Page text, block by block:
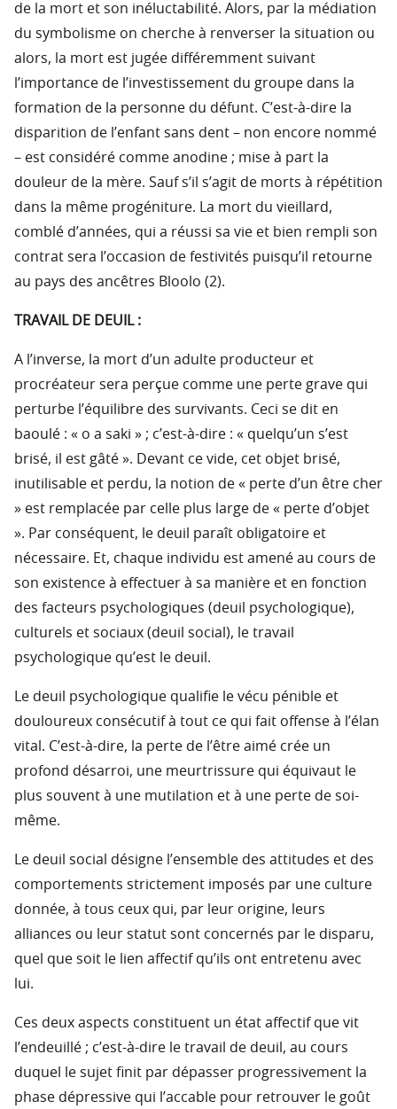
de la mort et son inéluctabilité. Alors, par la médiation
du symbolisme on cherche à renverser la situation ou
alors, la mort est jugée différemment suivant
l’importance de l’investissement du groupe dans la
formation de la personne du défunt. C’est-à-dire la
disparition de l’enfant sans dent – non encore nommé
– est considéré comme anodine ; mise à part la
douleur de la mère. Sauf s’il s’agit de morts à répétition
dans la même progéniture. La mort du vieillard,
comblé d’années, qui a réussi sa vie et bien rempli son
contrat sera l’occasion de festivités puisqu’il retourne
au pays des ancêtres Bloolo (2).
TRAVAIL DE DEUIL :
A l’inverse, la mort d’un adulte producteur et
procréateur sera perçue comme une perte grave qui
perturbe l’équilibre des survivants. Ceci se dit en
baoulé : « o a saki » ; c’est-à-dire : « quelqu’un s’est
brisé, il est gâté ». Devant ce vide, cet objet brisé,
inutilisable et perdu, la notion de « perte d’un être cher
» est remplacée par celle plus large de « perte d’objet
». Par conséquent, le deuil paraît obligatoire et
nécessaire. Et, chaque individu est amené au cours de
son existence à effectuer à sa manière et en fonction
des facteurs psychologiques (deuil psychologique),
culturels et sociaux (deuil social), le travail
psychologique qu’est le deuil.
Le deuil psychologique qualifie le vécu pénible et
douloureux consécutif à tout ce qui fait offense à l’élan
vital. C’est-à-dire, la perte de l’être aimé crée un
profond désarroi, une meurtrissure qui équivaut le
plus souvent à une mutilation et à une perte de soi-
même.
Le deuil social désigne l’ensemble des attitudes et des
comportements strictement imposés par une culture
donnée, à tous ceux qui, par leur origine, leurs
alliances ou leur statut sont concernés par le disparu,
quel que soit le lien affectif qu’ils ont entretenu avec
lui.
Ces deux aspects constituent un état affectif que vit
l’endeuillé ; c’est-à-dire le travail de deuil, au cours
duquel le sujet finit par dépasser progressivement la
phase dépressive qui l’accable pour retrouver le goût